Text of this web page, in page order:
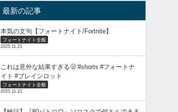
最新の記事
本気の文句【フォートナイト/Fortnite】
フォートナイト全般
2025.11.21
これは意外な結果すぎる🫢 #shorts #フォートナ
イト #ブレインロット
フォートナイト全般
2025.11.21